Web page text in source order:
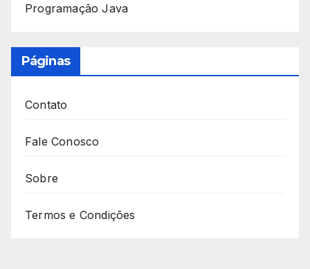
Programação Java
Páginas
Contato
Fale Conosco
Sobre
Termos e Condições